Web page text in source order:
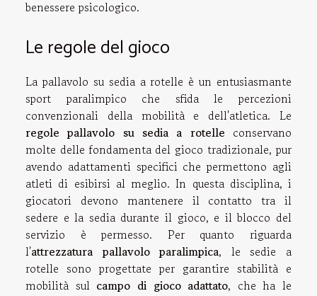
benessere psicologico.
Le regole del gioco
La pallavolo su sedia a rotelle è un entusiasmante
sport paralimpico che sfida le percezioni
convenzionali della mobilità e dell'atletica. Le
regole pallavolo su sedia a rotelle conservano
molte delle fondamenta del gioco tradizionale, pur
avendo adattamenti specifici che permettono agli
atleti di esibirsi al meglio. In questa disciplina, i
giocatori devono mantenere il contatto tra il
sedere e la sedia durante il gioco, e il blocco del
servizio è permesso. Per quanto riguarda
l'attrezzatura pallavolo paralimpica, le sedie a
rotelle sono progettate per garantire stabilità e
mobilità sul campo di gioco adattato, che ha le